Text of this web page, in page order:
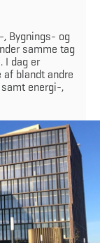
, Bygnings- og
samme tag
I dag er
blandt andre
energi-,